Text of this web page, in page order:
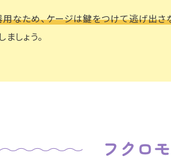
なため、ケージは鍵をつけて逃げ出さ
しましょう。